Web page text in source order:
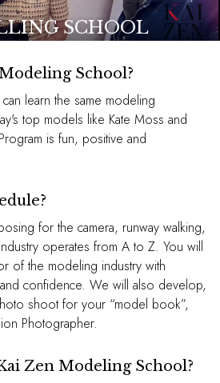
SCHOOL
School?
learn the same modeling
top models like Kate Moss and
is fun, positive and
for the camera, runway walking,
operates from A to Z. You will
of the modeling industry with
confidence. We will also develop,
shoot for your “model book”,
Photographer.
Zen Modeling School?